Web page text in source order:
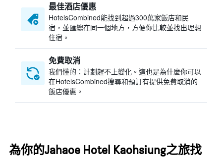
最佳酒店優惠
HotelsCombined​能找到超過300萬家飯店和民
宿，並匯總在同一個地方，方便你比較並找出理想
住宿。
免費取消
我們懂的：計劃趕不上變化。這也是為什麼你可以
在HotelsCombined搜尋和預訂有提供免費取消的
飯店優惠。
為你的Jahaoe Hotel Kaohsiung之旅找